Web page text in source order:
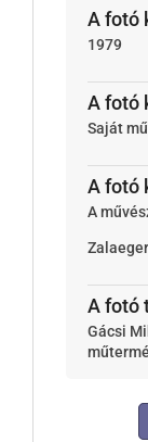
A fotó
1979
A fotó
Saját
A fotó
A
A fotó
Gácsi